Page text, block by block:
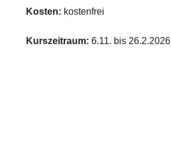
Kosten: kostenfrei
Kurszeitraum: 6.11. bis 26.2.2026